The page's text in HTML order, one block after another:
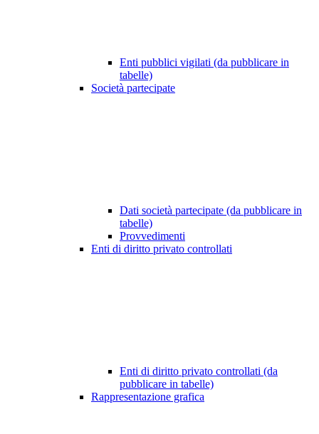
Enti pubblici vigilati (da pubblicare in
tabelle)
Società partecipate
Dati società partecipate (da pubblicare in
tabelle)
Provvedimenti
Enti di diritto privato controllati
Enti di diritto privato controllati (da
pubblicare in tabelle)
Rappresentazione grafica